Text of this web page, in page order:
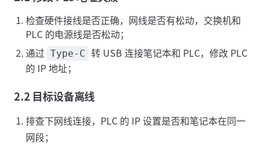
检查硬件接线是否正确，网线是否有松动，交换机和
PLC 的电源线是否松动；
通过 Type-C 转 USB 连接笔记本和 PLC，修改 PLC
的 IP 地址；
2.2 目标设备离线
排查下网线连接，PLC 的 IP 设置是否和笔记本在同一
网段；